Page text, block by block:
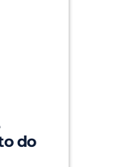
do